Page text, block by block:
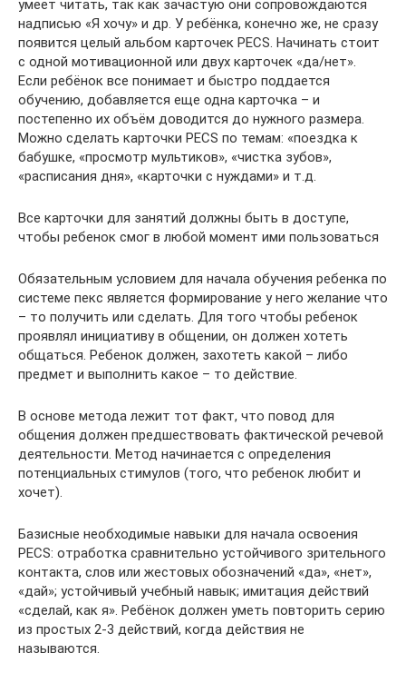
умеет читать, так как зачастую они сопровождаются
надписью «Я хочу» и др. У ребёнка, конечно же, не сразу
появится целый альбом карточек PECS. Начинать стоит
с одной мотивационной или двух карточек «да/нет».
Если ребёнок все понимает и быстро поддается
обучению, добавляется еще одна карточка – и
постепенно их объём доводится до нужного размера.
Можно сделать карточки PECS по темам: «поездка к
бабушке, «просмотр мультиков», «чистка зубов»,
«расписания дня», «карточки с нуждами» и т.д.
Все карточки для занятий должны быть в доступе,
чтобы ребенок смог в любой момент ими пользоваться
Обязательным условием для начала обучения ребенка по
системе пекс является формирование у него желание что
– то получить или сделать. Для того чтобы ребенок
проявлял инициативу в общении, он должен хотеть
общаться. Ребенок должен, захотеть какой – либо
предмет и выполнить какое – то действие.
В основе метода лежит тот факт, что повод для
общения должен предшествовать фактической речевой
деятельности. Метод начинается с определения
потенциальных стимулов (того, что ребенок любит и
хочет).
Базисные необходимые навыки для начала освоения
PECS: отработка сравнительно устойчивого зрительного
контакта, слов или жестовых обозначений «да», «нет»,
«дай»; устойчивый учебный навык; имитация действий
«сделай, как я». Ребёнок должен уметь повторить серию
из простых 2-3 действий, когда действия не
называются.